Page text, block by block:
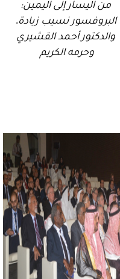
من اليسار إلى اليمين:
البروفسور نسيب زيادة،
والدكتور أحمد القشيري
وحرمه الكريم